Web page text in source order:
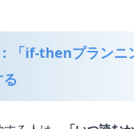
「if-thenプランニ